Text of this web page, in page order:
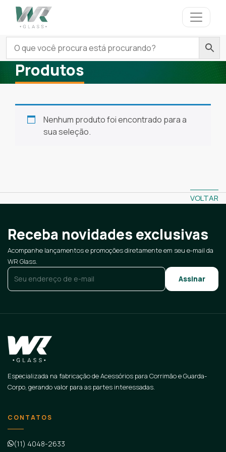
Produtos
Nenhum produto foi encontrado para a
sua seleção.
VOLTAR
Receba novidades exclusivas
Acompanhe lançamentos e promoções diretamente em seu e-mail da
WR Glass.
E-mail
Especializada na fabricação de Acessórios para Corrimão e Guarda-
Corpo, gerando valor para as partes interessadas.
CONTATOS
(11) 4048-2633